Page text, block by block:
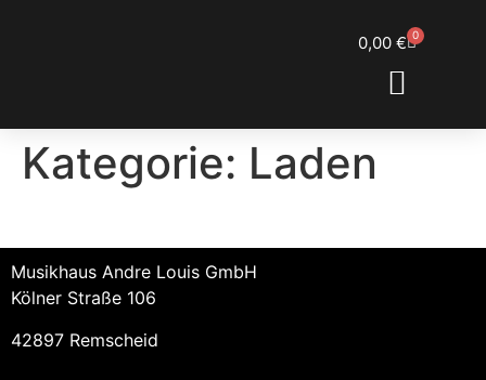
0,00 € 0
Kategorie: Laden
Musikhaus Andre Louis GmbH
Kölner Straße 106
42897 Remscheid